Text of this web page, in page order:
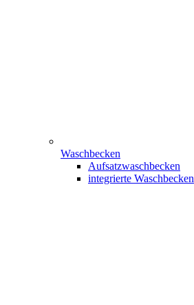
Waschbecken
Aufsatzwaschbecken
integrierte Waschbecken